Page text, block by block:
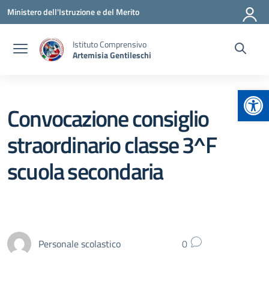
Vai ai contenuti
Vai al menu di navigazione
Vai al footer
Ministero dell'Istruzione e del Merito
Istituto Comprensivo
Artemisia Gentileschi
Convocazione consiglio
straordinario classe 3^F
scuola secondaria
Personale scolastico 0